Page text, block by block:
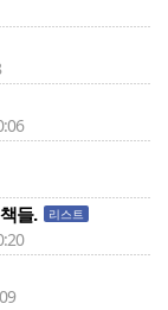
들. 리스트